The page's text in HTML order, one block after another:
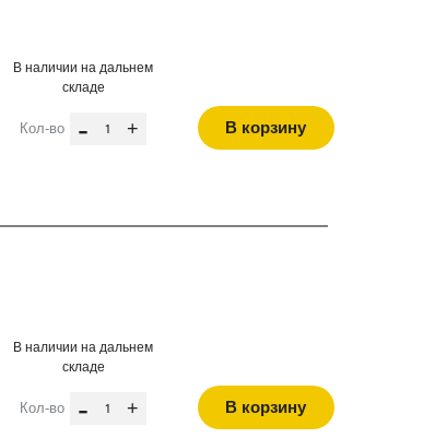
В наличии на дальнем
складе
Кол-во - + В корзину
В наличии на дальнем
складе
Кол-во - + В корзину